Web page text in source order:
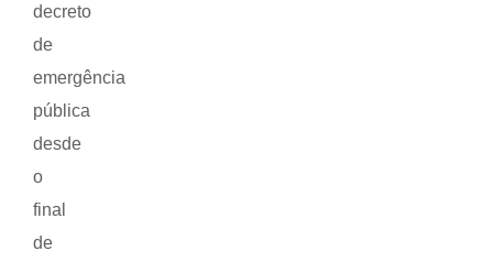
decreto
de
emergência
pública
desde
o
final
de